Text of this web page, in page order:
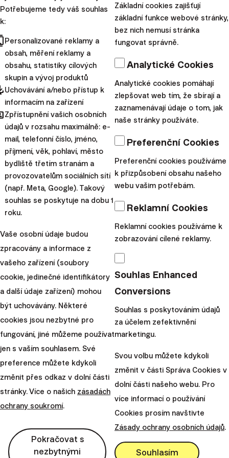
Těšíme se na vás!
Upozornění:Tento článek poskytuje
marketingové informace o produktech
společnosti Finax, o.c.p., a. s. S investováním je
spojeno riziko. Minulé výsledky nejsou zárukou
budoucích výnosů a výsledkem vaší investice
může být i ztráta. Návratnost vaší investice se
může zvýšit nebo snížit v důsledku kolísání
měnových kurzů, pokud je Vaše investice
výpočtu výkonnosti.
Informujte se, jaká rizika
podstupujete při investování.
Daňová osvobození se vztahují výhradně na
rezidenty dané země a mohou se lišit v
závislosti na konkrétních daňových zákonech.
Podívejte se na naše
probíhající i ukončené
akce.
Petr
Sdílejte tento článek:
Potřebujeme tedy váš souhlas
k:
Personalizované reklamy a
obsah, měření reklamy a
obsahu, statistiky cílových
skupin a vývoj produktů
Uchovávání a/nebo přístup k
informacím na zařízení
Zpřístupnění vašich osobních
údajů v rozsahu maximálně: e-
mail, telefonní číslo, jméno,
příjmení, věk, pohlaví, město
bydliště třetím stranám a
provozovatelům sociálních sítí
(např. Meta, Google). Takový
souhlas se poskytuje na dobu 1
roku.
Vaše osobní údaje budou
zpracovány a informace z
vašeho zařízení (soubory
cookie, jedinečné identifikátory
a další údaje zařízení) mohou
být uchovávány. Některé
cookies jsou nezbytné pro
fungování, jiné můžeme používat
jen s vaším souhlasem. Své
preference můžete kdykoli
změnit přes odkaz v dolní části
stránky. Více o našich zásadách
ochrany soukromí.
Pokračovat s
nezbytnými
Základní cookies zajišťují
základní funkce webové stránky,
bez nich nemusí stránka
fungovat správně.
Analytické Cookies
Analytické cookies pomáhají
zlepšovat web tím, že sbírají a
zaznamenávají údaje o tom, jak
naše stránky používáte.
Preferenční Cookies
Preferenční cookies používáme
k přizpůsobení obsahu našeho
webu vašim potřebám.
Reklamní Cookies
Reklamní cookies používáme k
zobrazování cílené reklamy.
Souhlas Enhanced
Conversions
Souhlas s poskytováním údajů
za účelem zefektivnění
marketingu.
Svou volbu můžete kdykoli
změnit v části Správa Cookies v
dolní části našeho webu. Pro
více informací o používání
Cookies prosím navštivte
Zásady ochrany osobních údajů.
Souhlasím